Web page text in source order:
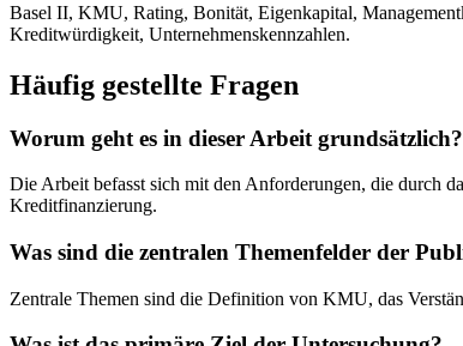
Basel II, KMU, Rating, Bonität, Eigenkapital,
Kreditwürdigkeit, Unternehmenskennzahlen.
Häufig gestellte Fragen
Worum geht es in dieser Arbeit grundsätzlich?
Die Arbeit befasst sich mit den Anforderungen, die durch
Kreditfinanzierung.
Was sind die zentralen Themenfelder der
Zentrale Themen sind die Definition von KMU, das